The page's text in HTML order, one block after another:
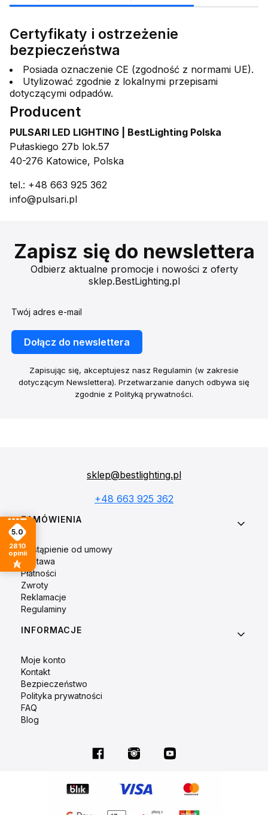
Certyfikaty i ostrzeżenie
bezpieczeństwa
Posiada oznaczenie CE (zgodność z normami UE).
Utylizować zgodnie z lokalnymi przepisami
dotyczącymi odpadów.
Producent
PULSARI LED LIGHTING | BestLighting Polska
Pułaskiego 27b lok.57
40-276 Katowice, Polska
tel.: +48 663 925 362
info@pulsari.pl
Zapisz się do newslettera
Odbierz aktualne promocje i nowości z oferty
sklep.BestLighting.pl
Twój adres e-mail
Dołącz do newslettera
Zapisując się, akceptujesz nasz Regulamin (w zakresie
dotyczącym Newslettera). Przetwarzanie danych odbywa się
zgodnie z Polityką prywatności.
sklep@bestlighting.pl
+48 663 925 362
Linki w stopce
ZAMÓWIENIA
Odstąpienie od umowy
Dostawa
Płatności
Zwroty
Reklamacje
Regulaminy
INFORMACJE
Moje konto
Kontakt
Bezpieczeństwo
Polityka prywatności
FAQ
Blog
5.0
2810
opinii